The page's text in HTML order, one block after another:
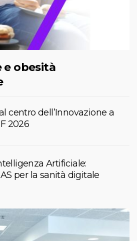
e obesità
centro dell’Innovazione a
2026
Artificiale:
per la sanità digitale